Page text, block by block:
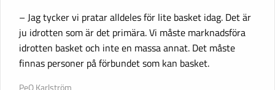
– Jag tycker vi pratar alldeles för lite basket idag. Det är
ju idrotten som är det primära. Vi måste marknadsföra
idrotten basket och inte en massa annat. Det måste
finnas personer på förbundet som kan basket.
PeO Karlström